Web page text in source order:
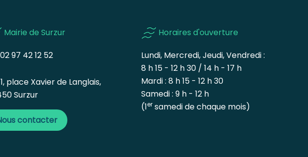
Mairie de Surzur
02 97 42 12 52
place Xavier de Langlais,
Surzur
contacter
Horaires d'ouverture
Lundi, Mercredi, Jeudi, Vendredi :
8 h 15 - 12 h 30 / 14 h - 17 h
Mardi : 8 h 15 - 12 h 30
Samedi : 9 h - 12 h
(1er samedi de chaque mois)